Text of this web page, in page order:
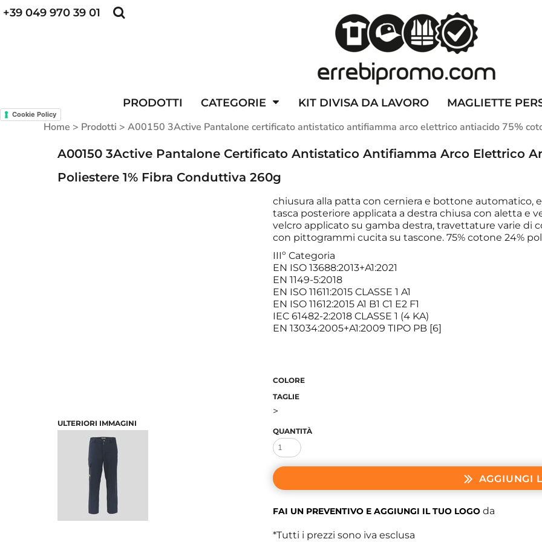
+39 049 970 39 01
PRODOTTI CATEGORIE KIT DIVISA DA LAVORO MAGLIETTE
Cookie Policy
Home > Prodotti > A00150 3Active Pantalone certificato antistatico antifiamma arco elettrico antiacido 75%
A00150 3Active Pantalone Certificato Antistatico Antifiamma Arco Elettrico
Poliestere 1% Fibra Conduttiva 260g
ULTERIORI IMMAGINI
chiusura alla patta con cerniera e bottone automatico,
tasca posteriore applicata a destra chiusa con aletta e
velcro applicato su gamba destra, travettature varie di
con pittogrammi cucita su tascone. 75% cotone 24%
IIIº Categoria
EN ISO 13688:2013+A1:2021
EN 1149-5:2018
EN ISO 11611:2015 CLASSE 1 A1
EN ISO 11612:2015 A1 B1 C1 E2 F1
IEC 61482-2:2018 CLASSE 1 (4 KA)
EN 13034:2005+A1:2009 TIPO PB [6]
COLORE
TAGLIE
>
QUANTITÀ
AGGIUNGI
FAI UN PREVENTIVO E AGGIUNGI IL TUO LOGO da
*Tutti i prezzi sono iva esclusa
PRODOTTI
MAGLIETTE PERSONALIZZATE
CONTATTI
ACCESSO
REGISTRATI
POLO PERSONALIZZATE
DIVISE RISTORAZIONE
POLO PERSONALIZZATE CAPPELLINI PERSONALIZZATI ALTA VISIBILITA'